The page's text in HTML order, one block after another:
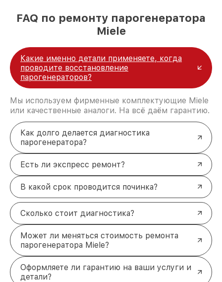
Нижнем Новгороде, постоянно повышая
уровень доверия и лояльности наших
FAQ по ремонту парогенератора
Miele
Какие именно детали применяете, когда
проводите восстановление
парогенераторов?
Мы используем фирменные комплектующие Miele
или качественные аналоги. На всё даём гарантию.
Как долго делается диагностика
парогенератора?
Есть ли экспресс ремонт?
В какой срок проводится починка?
Сколько стоит диагностика?
Может ли меняться стоимость ремонта
парогенератора Miele?
Оформляете ли гарантию на ваши услуги и
детали?